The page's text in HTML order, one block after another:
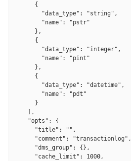
      {
        "data_type": "string",
        "name": "pstr"
      },
      {
        "data_type": "integer",
        "name": "pint"
      },
      {
        "data_type": "datetime",
        "name": "pdt"
      }
    ],
    "opts": {
      "title": "",
      "comment": "transactionlog",
      "dms_group": {},
      "cache_limit": 1000,